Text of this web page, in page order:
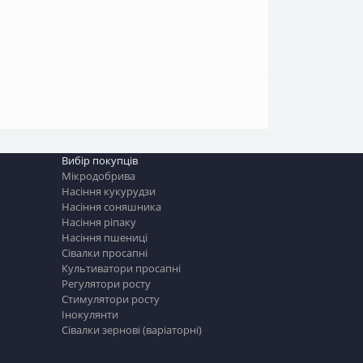
Вибір покупців
Мікродобрива
Насіння кукурудзи
Насіння соняшника
Насіння ріпаку
Насіння пшениці
Сівалки просапні
Культиватори просапні
Регулятори росту
Стимулятори росту
Інокулянти
Сівалки зернові (варіаторні)